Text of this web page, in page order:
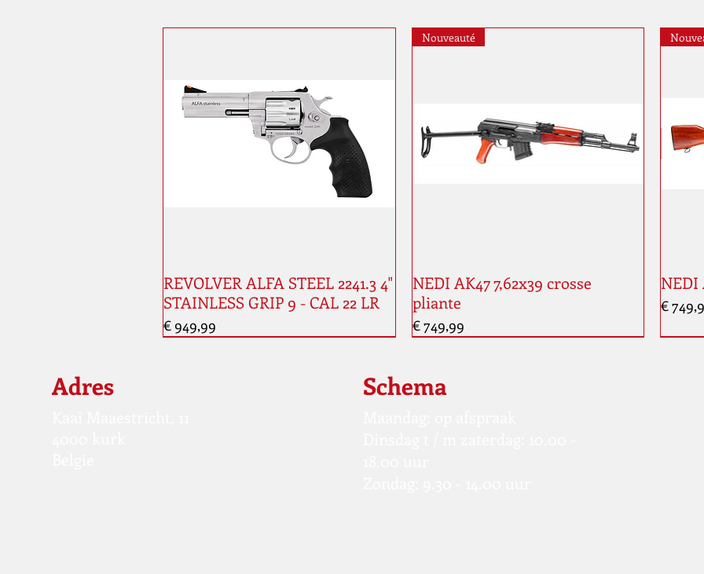
REVOLVER ALFA STEEL 2241.3 4"
STAINLESS GRIP 9 - CAL 22 LR
Prijs
€ 949,99
Nouveauté
NEDI AK47 7,62x39 crosse
pliante
Prijs
€ 749,99
NEDI
Prijs
€
Adres Schema